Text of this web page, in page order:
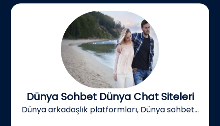
Dünya Sohbet Dünya Chat Siteleri
Dünya arkadaşlık platformları, Dünya sohbet...